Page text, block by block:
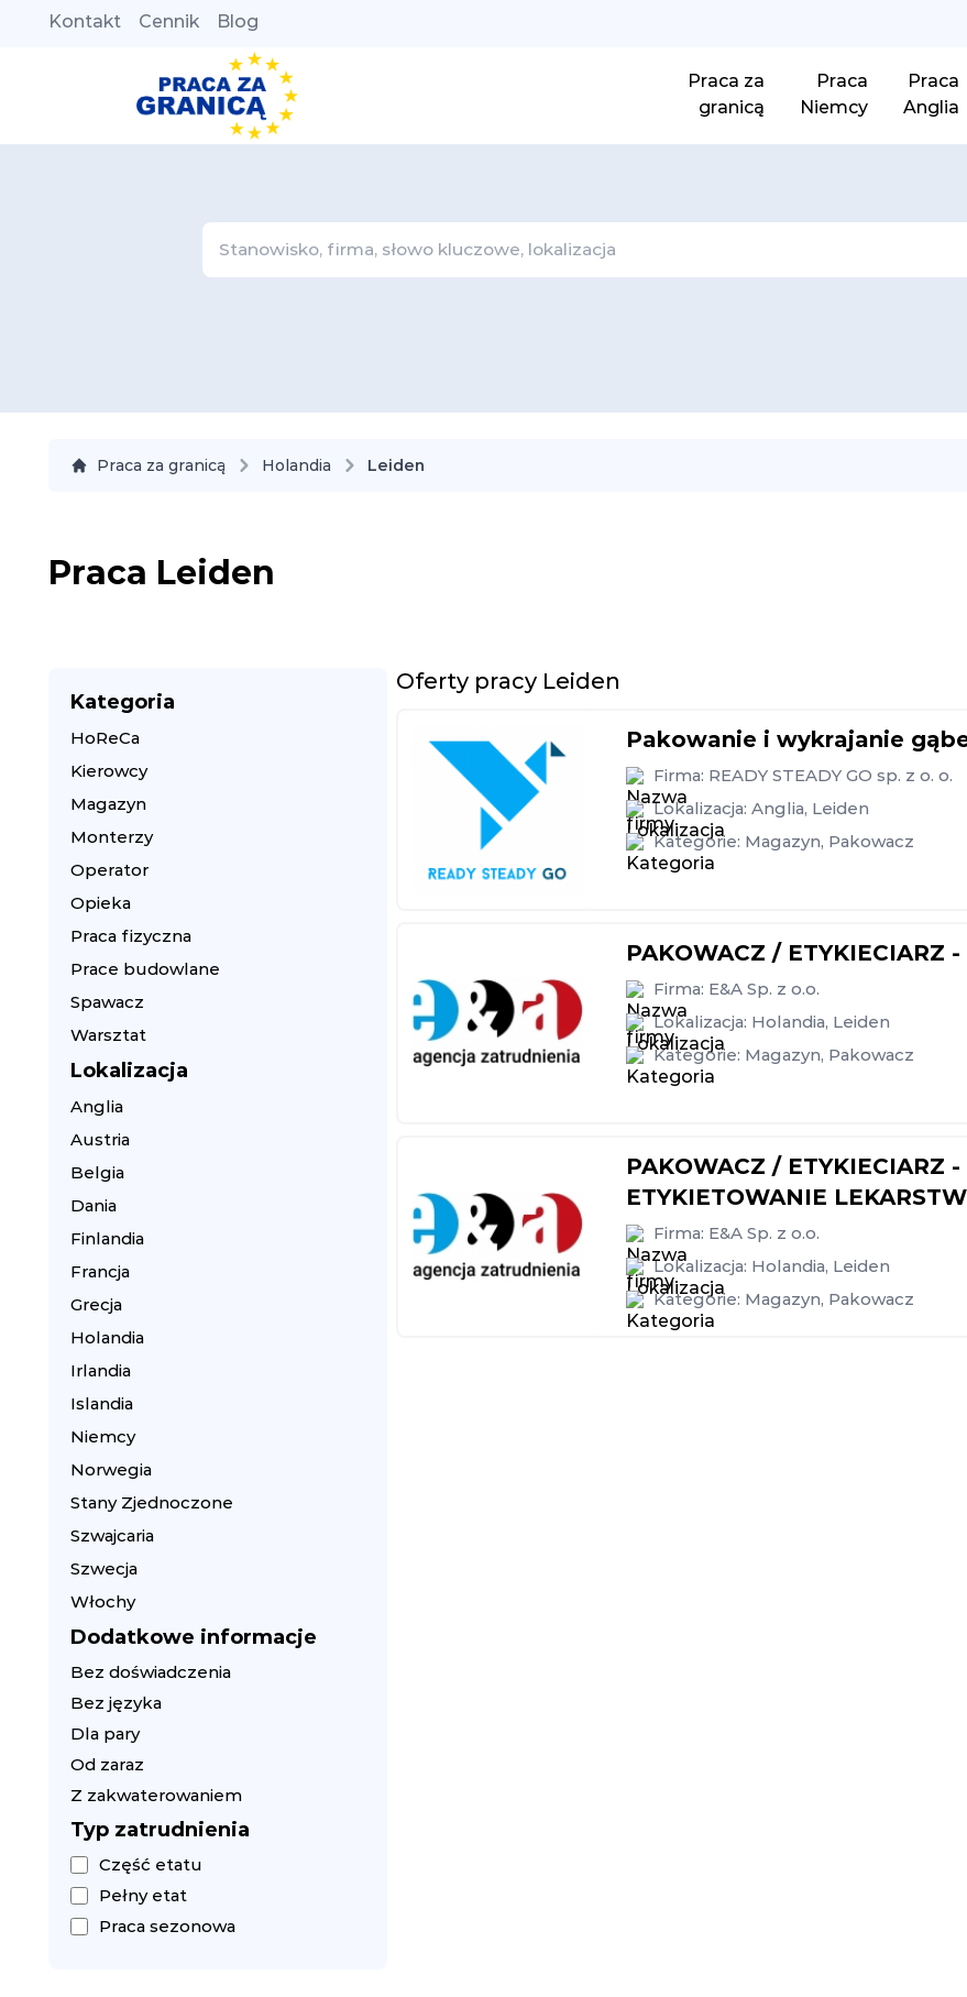
Kontakt Cennik Blog
Praca za
granicą
Praca
Niemcy
Praca
Anglia
Praca za granicą Holandia Leiden
Praca Leiden
Kategoria
HoReCa
Kierowcy
Magazyn
Monterzy
Operator
Opieka
Praca fizyczna
Prace budowlane
Spawacz
Warsztat
Lokalizacja
Anglia
Austria
Belgia
Dania
Finlandia
Francja
Grecja
Holandia
Irlandia
Islandia
Niemcy
Norwegia
Stany Zjednoczone
Szwajcaria
Szwecja
Włochy
Dodatkowe informacje
Bez doświadczenia
Bez języka
Dla pary
Od zaraz
Z zakwaterowaniem
Typ zatrudnienia
Część etatu
Pełny etat
Praca sezonowa
Oferty pracy Leiden
Pakowanie i wykrajanie
Firma: READY STEADY GO sp. z o. o.
Lokalizacja: Anglia, Leiden
Kategorie: Magazyn, Pakowacz
PAKOWACZ / ETYKIECIARZ
Firma: E&A Sp. z o.o.
Lokalizacja: Holandia, Leiden
Kategorie: Magazyn, Pakowacz
PAKOWACZ / ETYKIECIARZ
ETYKIETOWANIE LEKARSTW
Firma: E&A Sp. z o.o.
Lokalizacja: Holandia, Leiden
Kategorie: Magazyn, Pakowacz